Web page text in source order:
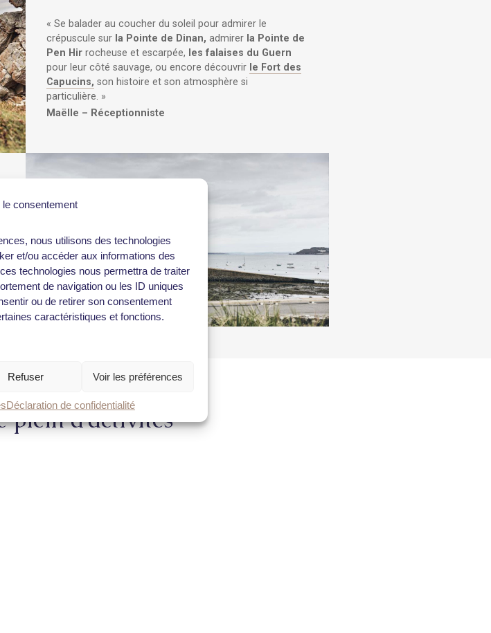
le consentement
nous utilisons des technologies
et/ou accéder aux informations des
technologies nous permettra de traiter
de navigation ou les ID uniques
ou de retirer son consentement
caractéristiques et fonctions.
Refuser Voir les préférences
Déclaration de confidentialité
« Se balader au coucher du soleil pour admirer le
crépuscule sur la Pointe de Dinan, admirer la Pointe de
Pen Hir rocheuse et escarpée, les falaises du Guern
pour leur côté sauvage, ou encore découvrir le Fort des
Capucins, son histoire et son atmosphère si
particulière. »
Maëlle – Réceptionniste
plein d’activités